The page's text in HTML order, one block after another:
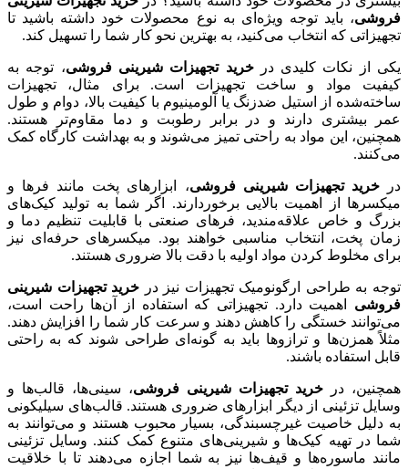
فروشی، باید توجه ویژه‌ای به نوع محصولات خود داشته باشید تا
تجهیزاتی که انتخاب می‌کنید، به بهترین نحو کار شما را تسهیل کند.
یکی از نکات کلیدی درخرید تجهیزات شیرینی فروشی، توجه به
کیفیت مواد و ساخت تجهیزات است. برای مثال، تجهیزات
ساخته‌شده از استیل ضدزنگ یا آلومینیوم با کیفیت بالا، دوام و طول
عمر بیشتری دارند و در برابر رطوبت و دما مقاوم‌تر هستند.
همچنین، این مواد به راحتی تمیز می‌شوند و به بهداشت کارگاه کمک
می‌کنند.
درخرید تجهیزات شیرینی فروشی، ابزارهای پخت مانند فرها و
میکسرها از اهمیت بالایی برخوردارند. اگر شما به تولید کیک‌های
بزرگ و خاص علاقه‌مندید، فرهای صنعتی با قابلیت تنظیم دما و
زمان پخت، انتخاب مناسبی خواهند بود. میکسرهای حرفه‌ای نیز
برای مخلوط کردن مواد اولیه با دقت بالا ضروری هستند.
توجه به طراحی ارگونومیک تجهیزات نیز در خرید تجهیزات شیرینی
فروشی اهمیت دارد. تجهیزاتی که استفاده از آن‌ها راحت است،
می‌توانند خستگی را کاهش دهند و سرعت کار شما را افزایش دهند.
مثلاً همزن‌ها و ترازوها باید به گونه‌ای طراحی شوند که به راحتی
قابل استفاده باشند.
همچنین، در خرید تجهیزات شیرینی فروشی، سینی‌ها، قالب‌ها و
وسایل تزئینی از دیگر ابزارهای ضروری هستند. قالب‌های سیلیکونی
به دلیل خاصیت غیرچسبندگی، بسیار محبوب هستند و می‌توانند به
شما در تهیه کیک‌ها و شیرینی‌های متنوع کمک کنند. وسایل تزئینی
مانند ماسوره‌ها و قیف‌ها نیز به شما اجازه می‌دهند تا با خلاقیت